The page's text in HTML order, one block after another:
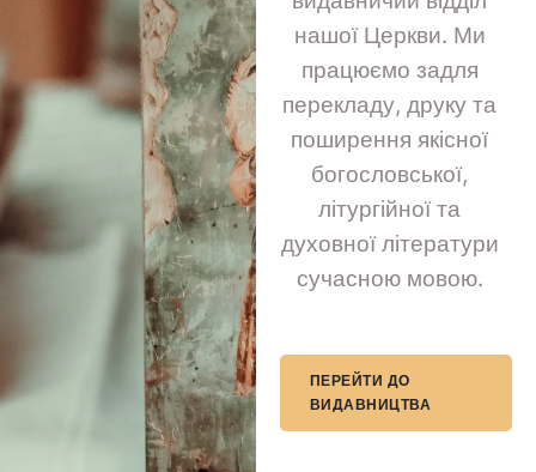
нашої Церкви. Ми
працюємо задля
перекладу, друку та
поширення якісної
богословської,
літургійної та
духовної літератури
сучасною мовою.
ПЕРЕЙТИ ДО
ВИДАВНИЦТВА